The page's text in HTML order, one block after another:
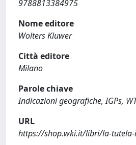
9788813384975
Nome editore
Wolters Kluwer
Città editore
Milano
Parole chiave
Indicazioni geografiche, IGPs,
URL
https://shop.wki.it/libri/la-